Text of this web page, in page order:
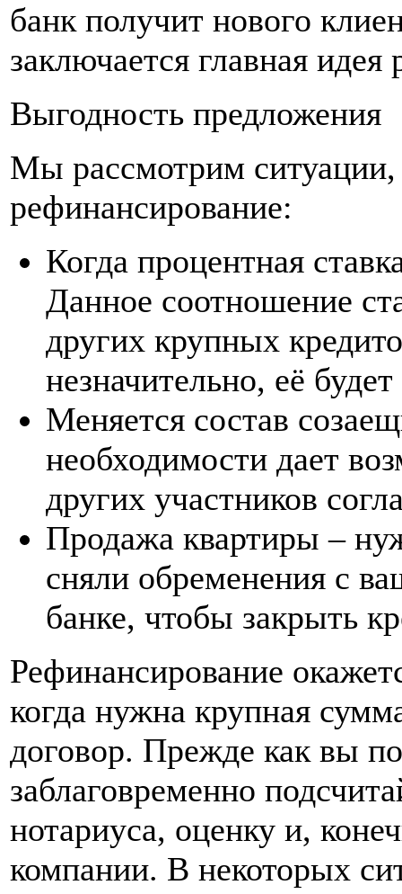
банк получит нового
заключается главная
Выгодность предложения
Мы рассмотрим ситуации,
рефинансирование:
Когда процентная
Данное соотношение
других крупных
незначительно, её
Меняется состав
необходимости дает
других участников
Продажа квартиры –
сняли обременения с
банке, чтобы закрыть
Рефинансирование
когда нужна крупная
договор. Прежде как вы
заблаговременно
нотариуса, оценку и,
компании. В некоторых